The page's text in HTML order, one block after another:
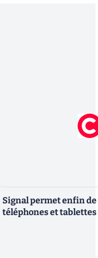
Signal permet enfin
téléphones et tablettes